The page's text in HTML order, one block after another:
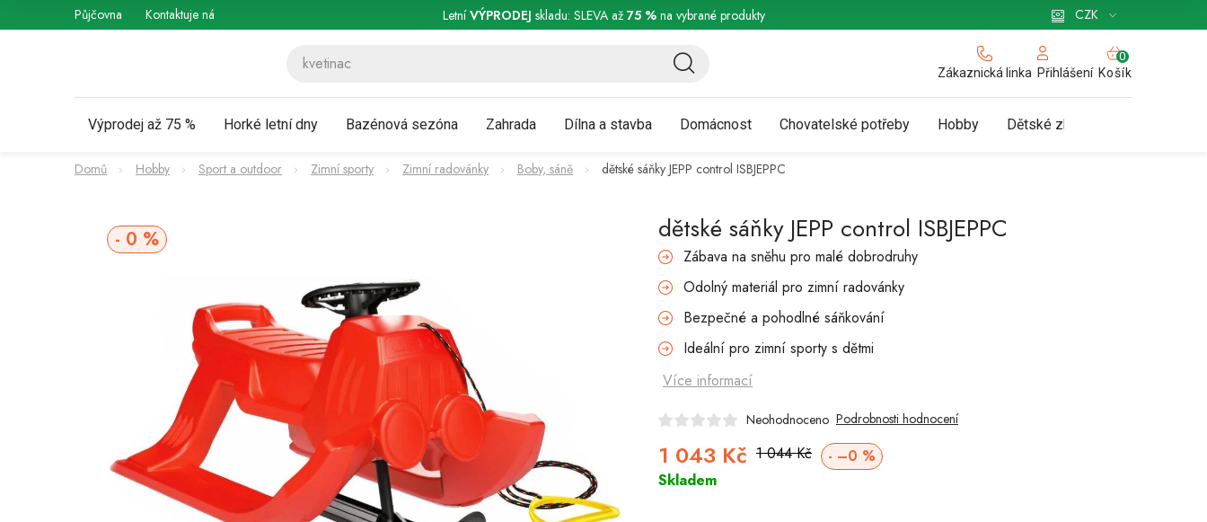
na
Půjčovna Kontaktuje nás Vrácení a reklamace Podmínky ochrany osobních údajů Obchodní podmínky pro podnikatele Zásady používání cookies
CZK
LetníVÝPRODEJ skladu: SLEVA až 75 %na vybrané produkty
Zákaznická linka Přihlášení
NÁKUPNÍ
KOŠÍK
Košík
Výprodej až 75 % Horké letní dny Bazénová sezóna Zahrada Dílna a stavba Domácnost Chovatelské potřeby Hobby Dětské zboží a hračky
Domů Hobby Sport a outdoor Zimní sporty Zimní radovánky Boby, sáně dětské sáňky JEPP control ISBJEPPC
dětské sáňky JEPP control ISBJEPPC
Zábava na sněhu pro malé dobrodruhy
Odolný materiál pro zimní radovánky
Bezpečné a pohodlné sáňkování
Ideální pro zimní sporty s dětmi
Více informací
Neohodnoceno Podrobnosti hodnocení
1 044 Kč –0 %
1 043 Kč
Skladem
0 %